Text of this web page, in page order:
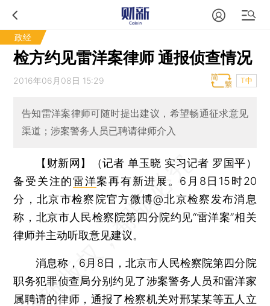
政经
检方约见雷洋案律师 通报侦查情况
2016年06月08日 15:29 T中
告知雷洋案律师可随时提出建议，希望畅通征求意见
渠道；涉案警务人员已聘请律师介入
【财新网】（记者 单玉晓 实习记者 罗国平）
备受关注的雷洋案再有新进展。6月8日15时20
分，北京市检察院官方微博@北京检察发布消息
称，北京市人民检察院第四分院约见“雷洋案”相关
律师并主动听取意见建议。
消息称，6月8日，北京市人民检察院第四分院
职务犯罪侦查局分别约见了涉案警务人员和雷洋家
属聘请的律师，通报了检察机关对邢某某等五人立